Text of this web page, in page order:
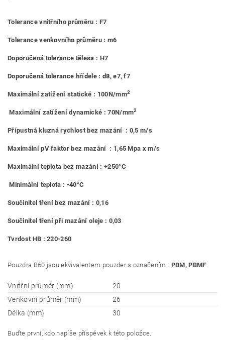
Tolerance vnitřního průměru : F7
Tolerance venkovního průměru : m6
Doporučená tolerance tělesa : H7
Doporučená tolerance hřídele : d8, e7, f7
Maximální zatížení statické : 100N/mm2
Maximální zatížení dynamické : 70N/mm2
Přípustná kluzná rychlost bez mazání : 0,5 m/s
Maximální pV faktor bez mazání : 1,65 Mpa x m/s
Maximální teplota bez mazání : +250°C
Minimální teplota : -40°C
Součinitel tření bez mazání : 0,16
Součinitel tření při mazání oleje : 0,03
Tvrdost HB : 220-260
Pouzdra B60 jsou ekvivalentem pouzder s označením : PBM, PBMF
Vnitřní průměr (mm)
20
Venkovní průměr (mm)
26
Délka (mm)
30
Buďte první, kdo napíše příspěvek k této položce.